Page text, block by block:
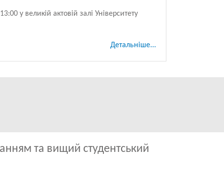
у великій актовій залі Університету
Детальніше...
та вищий студентський